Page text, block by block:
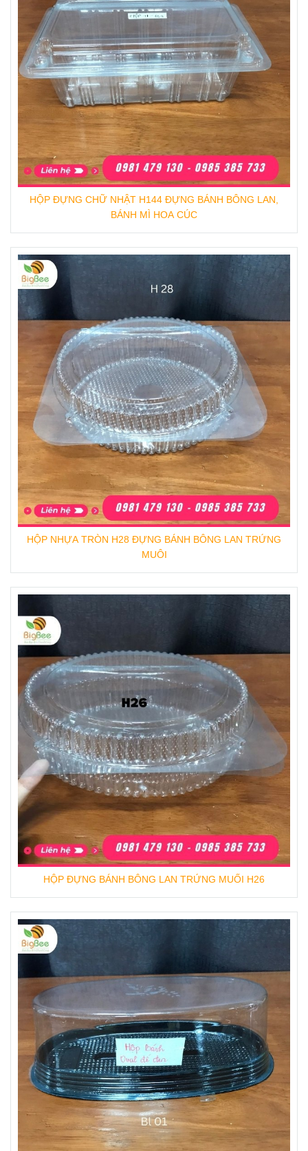
HỘP ĐỰNG CHỮ NHẬT H144 ĐỰNG BÁNH BÔNG LAN,
BÁNH MÌ HOA CÚC
HỘP NHỰA TRÒN H28 ĐỰNG BÁNH BÔNG LAN TRỨNG
MUÔI
HỘP ĐỰNG BÁNH BÔNG LAN TRỨNG MUỐI H26